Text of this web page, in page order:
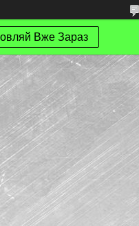
Вже Зараз